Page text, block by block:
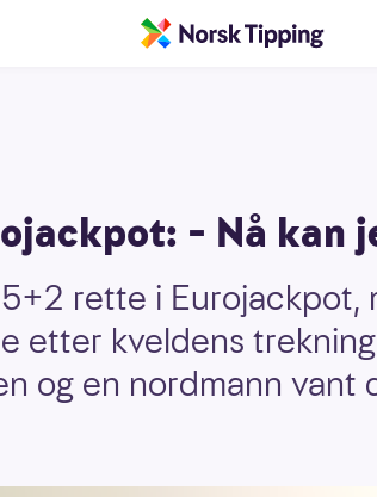
– Nå kan
rette i Eurojackpot,
etter kveldens
og en nordmann vant